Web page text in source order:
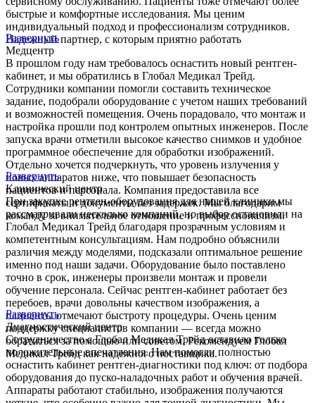
быстрые и комфортные исследования. Мы ценим
индивидуальный подход и профессионализм сотрудников.
Надежный партнер, с которым приятно работать
Развернуть
Медцентр
В прошлом году нам требовалось оснастить новый рентген-
кабинет, и мы обратились в Глобал Медикал Трейд.
Сотрудники компании помогли составить техническое
задание, подобрали оборудование с учетом наших требований
и возможностей помещения. Очень порадовало, что монтаж и
настройка прошли под контролем опытных инженеров. После
запуска врачи отметили высокое качество снимков и удобное
программное обеспечение для обработки изображений.
Отдельно хочется подчеркнуть, что уровень излучения у
новых аппаратов ниже, что повышает безопасность
пациентов и персонала. Компания предоставила все
сертификаты и документы без задержек. Мы благодарим
команду за внимательное отношение и профессионализм.
Развернуть
Клинический центр
При закупке рентген-оборудования для нашей клиники мы
рассматривали несколько компаний, но выбор остановили на
Глобал Медикал Трейд благодаря прозрачным условиям и
компетентным консультациям. Нам подробно объяснили
различия между моделями, подсказали оптимальное решение
именно под наши задачи. Оборудование было поставлено
точно в срок, инженеры произвели монтаж и провели
обучение персонала. Сейчас рентген-кабинет работает без
перебоев, врачи довольны качеством изображения, а
пациенты отмечают быстроту процедуры. Очень ценим
поддержку специалистов компании — всегда можно
обратиться за помощью или советом. Рекомендуем Глобал
Медикал Трейд как надежного поставщика.
Развернуть
Диагностический центр
Сотрудничество с Глобал Медикал Трейд оставило только
положительные впечатления. Нам помогли полностью
оснастить кабинет рентген-диагностики под ключ: от подбора
оборудования до пуско-наладочных работ и обучения врачей.
Аппараты работают стабильно, изображения получаются